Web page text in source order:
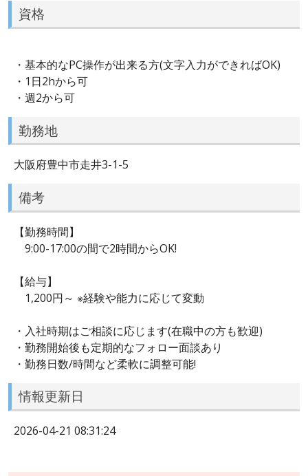
資格
・基本的なPC操作が出来る方(文字入力ができればOK)
・1日2hから可
・週2から可
勤務地
大阪府豊中市走井3-1-5
備考
【勤務時間】
9:00-17:00の間で2時間からOK!
【給与】
1,200円～ ※経験や能力に応じて変動
・入社時期はご相談に応じます(在職中の方も歓迎)
・勤務開始後も定期的なフォロー面談あり
・勤務日数/時間など柔軟に調整可能!
情報更新日
2026-04-21 08:31:24